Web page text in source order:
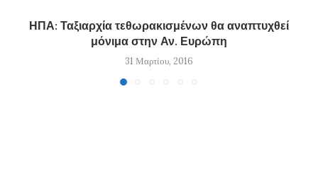
ΗΠΑ: Ταξιαρχία τεθωρακισμένων θα αναπτυχθεί
μόνιμα στην Αν. Ευρώπη
31 Μαρτίου, 2016